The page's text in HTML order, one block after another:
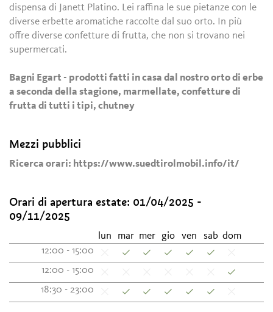
dispensa di Janett Platino. Lei raffina le sue pietanze con le
diverse erbette aromatiche raccolte dal suo orto. In più
offre diverse confetture di frutta, che non si trovano nei
supermercati.
Bagni Egart - prodotti fatti in casa dal nostro orto di erbe
a seconda della stagione, marmellate, confetture di
frutta di tutti i tipi, chutney
Mezzi pubblici
Ricerca orari: https://www.suedtirolmobil.info/it/
Orari di apertura estate: 01/04/2025 -
09/11/2025
lun mar mer gio ven sab dom
12:00 - 15:00
12:00 - 15:00
18:30 - 23:00